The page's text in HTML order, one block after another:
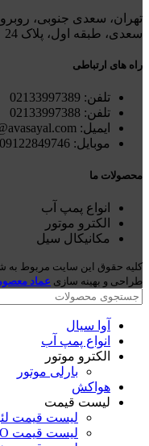
تهران، سعدی جنوبی،
سعدی، طبقه اول، پلاک 24
راه های ارتباطی
تلفن: 021 33997389
تلفن:
ایمیل: info@avasayal.com
موبایل: 09122849746
محصولات ما
انواع پمپ آب
الکترو موتور
مکانیکال سیل
کلیه حقوق این سایت مربوط به
طراحی و بهینه سازی عماد
آوا سیال
انواع پمپ آب
الکترو موتور
بارلی موتور
هواکش
لیست قیمت
لیست قیمت
لیست قیمت ABCO